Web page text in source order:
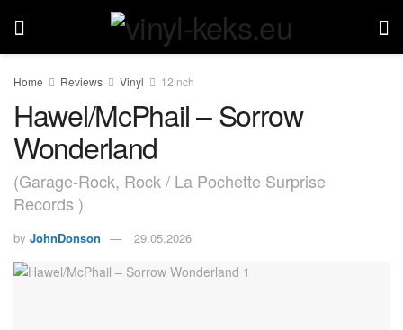
Home Reviews Vinyl 12inch
Hawel/McPhail – Sorrow
Wonderland
(Garage-Rock, Rock / La Pochette Surprise
Records )
by JohnDonson 29.05.2026